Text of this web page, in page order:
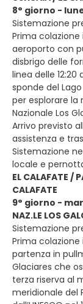
8° giorno -
Sistemazione
Prima
aeroporto con
disbrigo delle
linea delle
sponde del
per esplorare la
Nazionale Los
Arrivo previsto
assistenza e
Sistemazione
locale e
EL CALAFATE /
CALAFATE
9° giorno -
NAZ.LE LOS
Sistemazione
Prima
partenza in
Glaciares che
terza riserva al
meridionale del